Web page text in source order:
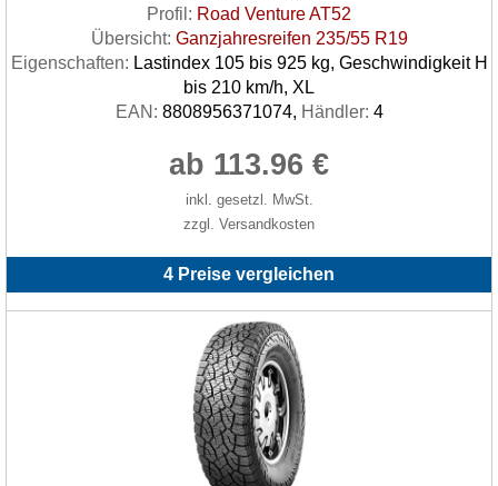
Profil: Road Venture AT52
Übersicht: Ganzjahresreifen 235/55 R19
Eigenschaften: Lastindex 105 bis 925 kg, Geschwindigkeit H
bis 210 km/h, XL
EAN: 8808956371074, Händler: 4
ab 113.96 €
inkl. gesetzl. MwSt.
zzgl. Versandkosten
4 Preise vergleichen